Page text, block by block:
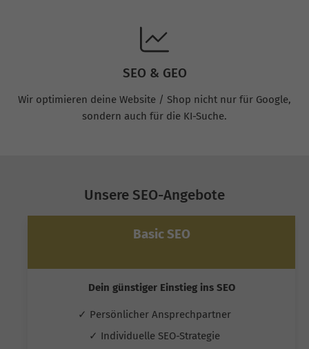
SEO & GEO
Wir optimieren deine Website / Shop nicht nur für Google,
sondern auch für die KI-Suche.
Unsere SEO-Angebote
Basic SEO
Dein günstiger Einstieg ins SEO
✓ Persönlicher Ansprechpartner
✓ Individuelle SEO-Strategie